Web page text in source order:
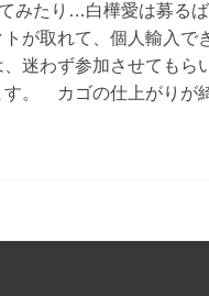
みたり…白樺愛は募
が取れて、個人輸入
迷わず参加させても
。 カゴの仕上がり